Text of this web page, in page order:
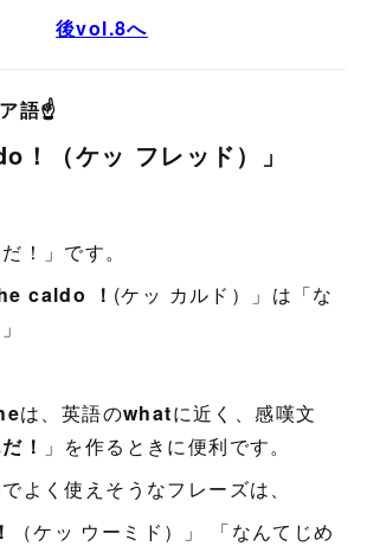
後vol.8へ
語☝
！（ケッ フレッド）」
！」です。
caldo ！ (ケッ カルド）」は「な
は、英語のwhatに近く、感嘆文
！ 」を作るときに便利です。
よく使えそうなフレーズは、
（ケッ ウーミド）」 「なんてじめ